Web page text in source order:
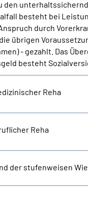
den
besteht bei
durch
übrigen
- gezahlt. Das
besteht
Reha
Reha
der stufenweisen